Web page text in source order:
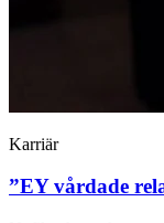
Karriär
”EY vårdade